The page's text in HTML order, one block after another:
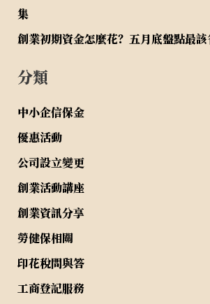
集
創業初期資金怎麼花？五月底盤點最
分類
中小企信保金
優惠活動
公司設立變更
創業活動講座
創業資訊分享
勞健保相關
印花稅問與答
工商登記服務